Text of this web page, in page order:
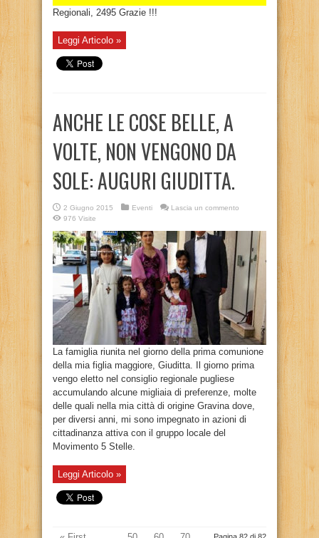
Regionali, 2495 Grazie !!!
Leggi Articolo »
ANCHE LE COSE BELLE, A
VOLTE, NON VENGONO DA
SOLE: AUGURI GIUDITTA.
2 Giugno 2015 Eventi
Lascia un commento
976 Visite
La famiglia riunita nel giorno della prima comunione
della mia figlia maggiore, Giuditta. Il giorno prima
vengo eletto nel consiglio regionale pugliese
accumulando alcune migliaia di preferenze, molte
delle quali nella mia città di origine Gravina dove,
per diversi anni, mi sono impegnato in azioni di
cittadinanza attiva con il gruppo locale del
Movimento 5 Stelle.
Leggi Articolo »